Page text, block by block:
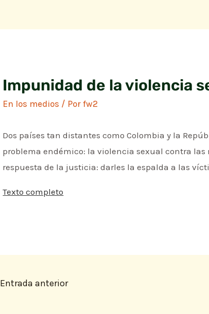
Impunidad de la violencia
En los medios / Porfw2
Dos países tan distantes como Colombia y la
problema endémico: la violencia sexual contra
respuesta de la justicia: darles la espalda a las
Texto completo
Entrada anterior